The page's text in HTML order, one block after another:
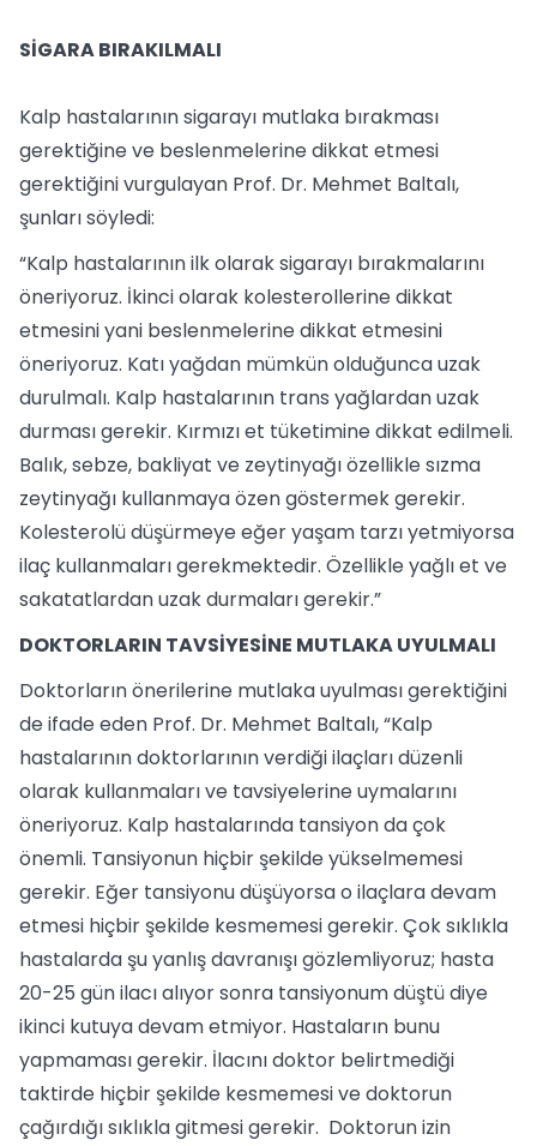
SİGARA BIRAKILMALI
Kalp hastalarının sigarayı mutlaka bırakması
gerektiğine ve beslenmelerine dikkat etmesi
gerektiğini vurgulayan Prof. Dr. Mehmet Baltalı,
şunları söyledi:
“Kalp hastalarının ilk olarak sigarayı bırakmalarını
öneriyoruz. İkinci olarak kolesterollerine dikkat
etmesini yani beslenmelerine dikkat etmesini
öneriyoruz. Katı yağdan mümkün olduğunca uzak
durulmalı. Kalp hastalarının trans yağlardan uzak
durması gerekir. Kırmızı et tüketimine dikkat edilmeli.
Balık, sebze, bakliyat ve zeytinyağı özellikle sızma
zeytinyağı kullanmaya özen göstermek gerekir.
Kolesterolü düşürmeye eğer yaşam tarzı yetmiyorsa
ilaç kullanmaları gerekmektedir. Özellikle yağlı et ve
sakatatlardan uzak durmaları gerekir.”
DOKTORLARIN TAVSİYESİNE MUTLAKA UYULMALI
Doktorların önerilerine mutlaka uyulması gerektiğini
de ifade eden Prof. Dr. Mehmet Baltalı, “Kalp
hastalarının doktorlarının verdiği ilaçları düzenli
olarak kullanmaları ve tavsiyelerine uymalarını
öneriyoruz. Kalp hastalarında tansiyon da çok
önemli. Tansiyonun hiçbir şekilde yükselmemesi
gerekir. Eğer tansiyonu düşüyorsa o ilaçlara devam
etmesi hiçbir şekilde kesmemesi gerekir. Çok sıklıkla
hastalarda şu yanlış davranışı gözlemliyoruz; hasta
20-25 gün ilacı alıyor sonra tansiyonum düştü diye
ikinci kutuya devam etmiyor. Hastaların bunu
yapmaması gerekir. İlacını doktor belirtmediği
taktirde hiçbir şekilde kesmemesi ve doktorun
çağırdığı sıklıkla gitmesi gerekir. Doktorun izin